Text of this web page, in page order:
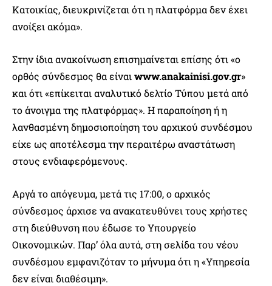
Κατοικίας, διευκρινίζεται ότι η πλατφόρμα δεν έχει
ανοίξει ακόμα».
Στην ίδια ανακοίνωση επισημαίνεται επίσης ότι «ο
ορθός σύνδεσμος θα είναιwww.anakainisi.gov.gr»
και ότι «επίκειται αναλυτικό δελτίο Τύπου μετά από
το άνοιγμα της πλατφόρμας». Η παραποίηση ή η
λανθασμένη δημοσιοποίηση του αρχικού συνδέσμου
είχε ως αποτέλεσμα την περαιτέρω αναστάτωση
στους ενδιαφερόμενους.
Αργά το απόγευμα, μετά τις 17:00, ο αρχικός
σύνδεσμος άρχισε να ανακατευθύνει τους χρήστες
στη διεύθυνση που έδωσε το Υπουργείο
Οικονομικών. Παρ’ όλα αυτά, στη σελίδα του νέου
συνδέσμου εμφανιζόταν το μήνυμα ότι η «Υπηρεσία
δεν είναι διαθέσιμη».